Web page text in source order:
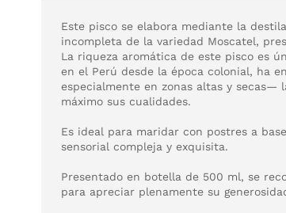
Este pisco se elabora mediante la
incompleta de la variedad Moscatel,
La riqueza aromática de este pisco es
en el Perú desde la época colonial, ha
especialmente en zonas altas y secas—
máximo sus cualidades.
Es ideal para maridar con postres a
sensorial compleja y exquisita.
Presentado en botella de 500 ml, se
para apreciar plenamente su